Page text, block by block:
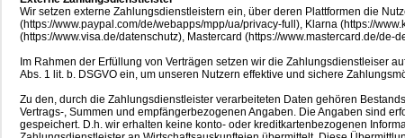
Wir setzen externe Zahlungsdienstleistern ein, über deren Plattformen die
(https://www.paypal.com/de/webapps/mpp/ua/privacy-full), Klarna (https://
(https://www.visa.de/datenschutz), Mastercard (https://www.mastercard.de/
Im Rahmen der Erfüllung von Verträgen setzen wir die Zahlungsdienstleiser
Abs. 1 lit. b. DSGVO ein, um unseren Nutzern effektive und sichere
Zu den, durch die Zahlungsdienstleister verarbeiteten Daten gehören
Vertrags-, Summen und empfängerbezogenen Angaben. Die Angaben sind
gespeichert. D.h. wir erhalten keine konto- oder kreditkartenbezogenen